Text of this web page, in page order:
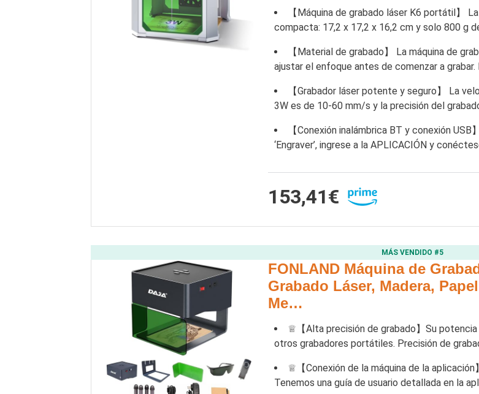
【Máquina de grabado láser K6 portátil】
compacta: 17,2 x 17,2 x 16,2 cm y solo 800 g
【Material de grabado】 La máquina de
ajustar el enfoque antes de comenzar a
【Grabador láser potente y seguro】 La
3W es de 10-60 mm/s y la precisión del
【Conexión inalámbrica BT y conexión
‘Engraver’, ingrese a la APLICACIÓN y
153,41€
MÁS VENDIDO #5
FONLAND Máquina de
Grabado Láser, Madera,
Me…
♕【Alta precisión de grabado】Su
otros grabadores portátiles. Precisión de
♕【Conexión de la máquina de la
Tenemos una guía de usuario detallada en la